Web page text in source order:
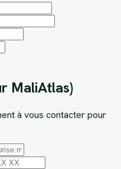
MaliAtlas)
à vous contacter pour